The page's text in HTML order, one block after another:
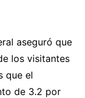
aseguró que
los visitantes
que el
de 3.2 por